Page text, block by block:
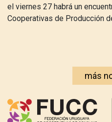
el viernes 27 habrá un
Cooperativas de Producción
más